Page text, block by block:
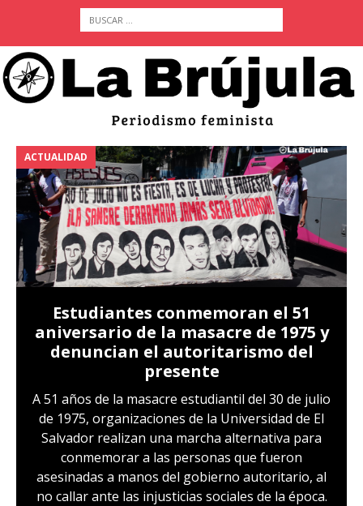
ACTUALIDAD
Estudiantes conmemoran el 51
aniversario de la masacre de 1975 y
denuncian el autoritarismo del
presente
A 51 años de la masacre estudiantil del 30 de julio
de 1975, organizaciones de la Universidad de El
Salvador realizan una marcha alternativa para
conmemorar a las personas que fueron
asesinadas a manos del gobierno autoritario, al
no callar ante las injusticias sociales de la época.